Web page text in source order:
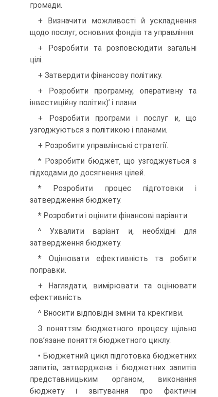
громади.
+ Визначити можливості й ускладнення
щодо послуг, основних фондів та управління.
+ Розробити та розповсюдити загальні
цілі.
+ Затвердити фінансову політику.
+ Розробити програмну, оперативну та
інвестиційну політик)’ і плани.
+ Розробити програми і послуг и, що
узгоджуються з політикою і планами.
+ Розробити управлінські стратегії.
* Розробити бюджет, що узгоджується з
підходами до досягнення цілей.
* Розробити процес підготовки і
затвердження бюджету.
* Розробити і оцінити фінансові варіанти.
^ Ухвалити варіант и, необхідні для
затвердження бюджету.
* Оцінювати ефективність та робити
поправки.
+ Наглядати, вимірювати та оцінювати
ефективність.
^ Вносити відповідні зміни та крекгиви.
З поняттям бюджетного процесу щільно
пов’язане поняття бюджетного циклу.
• Бюджетний цикл підготовка бюджетних
запитів, затверджена і бюджетних запитів
представницьким органом, виконання
бюджету і звітування про фактичні